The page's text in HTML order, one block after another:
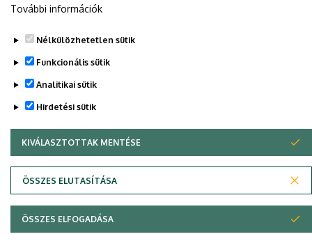
Szerzői jog © 2026 Unideb
További információk
Nélkülözhetetlen sütik
Funkcionális sütik
Analitikai sütik
Hirdetési sütik
KIVÁLASZTOTTAK MENTÉSE
ÖSSZES ELUTASÍTÁSA
WITHDRAW CONSENT
ÖSSZES ELFOGADÁSA